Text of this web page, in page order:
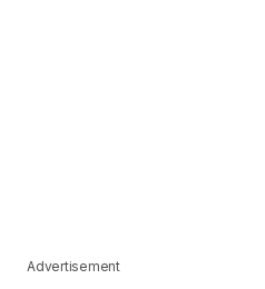
Advertisement